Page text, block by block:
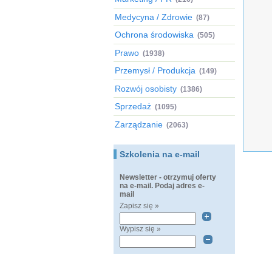
Medycyna / Zdrowie (87)
Ochrona środowiska (505)
Prawo (1938)
Przemysł / Produkcja (149)
Rozwój osobisty (1386)
Sprzedaż (1095)
Zarządzanie (2063)
Szkolenia na e-mail
Newsletter - otrzymuj oferty
na e-mail. Podaj adres e-
mail
Zapisz się »
Wypisz się »